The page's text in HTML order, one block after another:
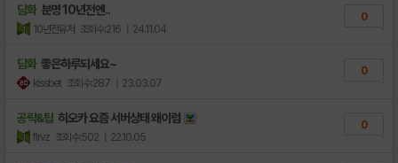
담화 분명 10년전엔..
10년전유저 조회수:216 | 24.11.04
0
담화 좋은하루되세요~
kissbet 조회수:287 | 23.03.07
0
공략&팁 히오카 요즘 서버상태 왜이럼
flrvz 조회수:502 | 22.10.05
0